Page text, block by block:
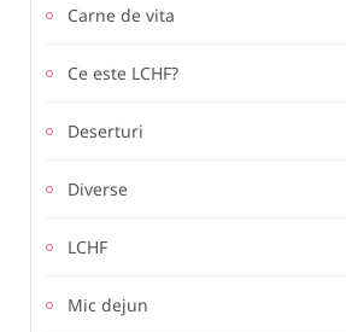
Carne de vita
Ce este LCHF?
Deserturi
Diverse
LCHF
Mic dejun